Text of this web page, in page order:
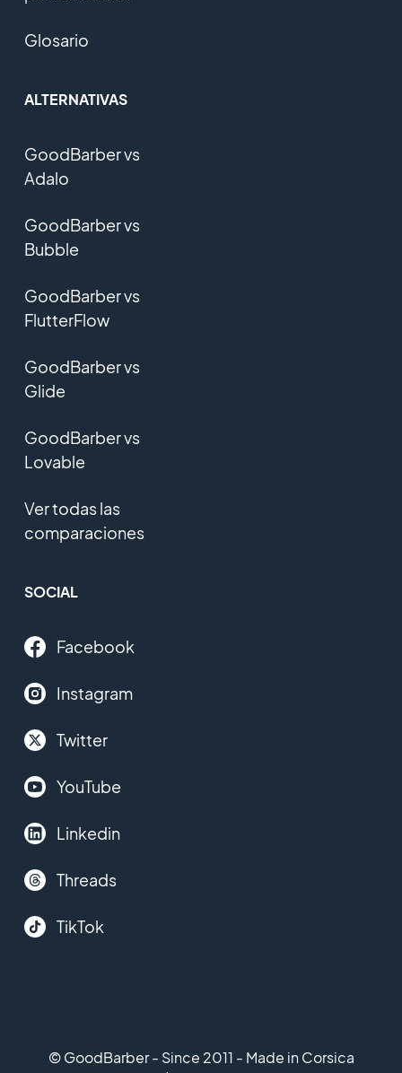
Glosario
ALTERNATIVAS
GoodBarber vs
Adalo
GoodBarber vs
Bubble
GoodBarber vs
FlutterFlow
GoodBarber vs
Glide
GoodBarber vs
Lovable
Ver todas las
comparaciones
SOCIAL
Facebook
Instagram
Twitter
YouTube
Linkedin
Threads
TikTok
© GoodBarber - Since 2011 - Made in Corsica